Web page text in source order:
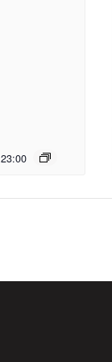
23:00